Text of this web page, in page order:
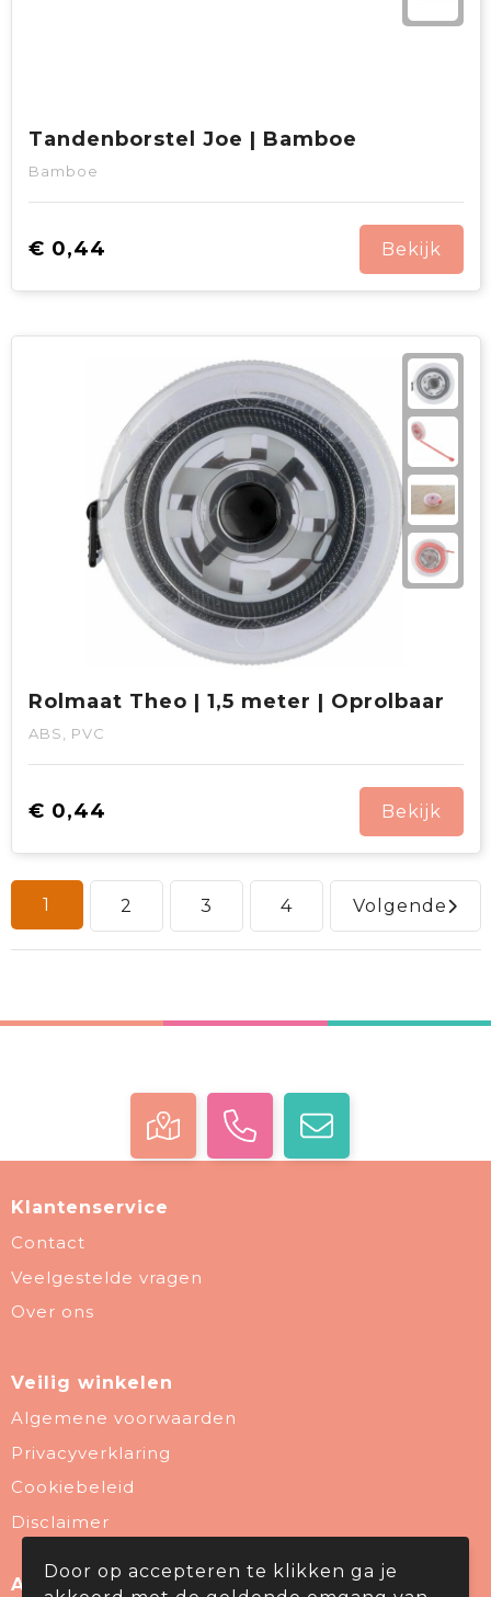
Tandenborstel Joe | Bamboe
Bamboe
€ 0,44 Bekijk
Rolmaat Theo | 1,5 meter | Oprolbaar
ABS, PVC
€ 0,44 Bekijk
1 2 3 4 Volgende
Klantenservice
Contact
Veelgestelde vragen
Over ons
Veilig winkelen
Algemene voorwaarden
Privacyverklaring
Cookiebeleid
Disclaimer
Aanbevolen categorieën
Door op accepteren te klikken ga je